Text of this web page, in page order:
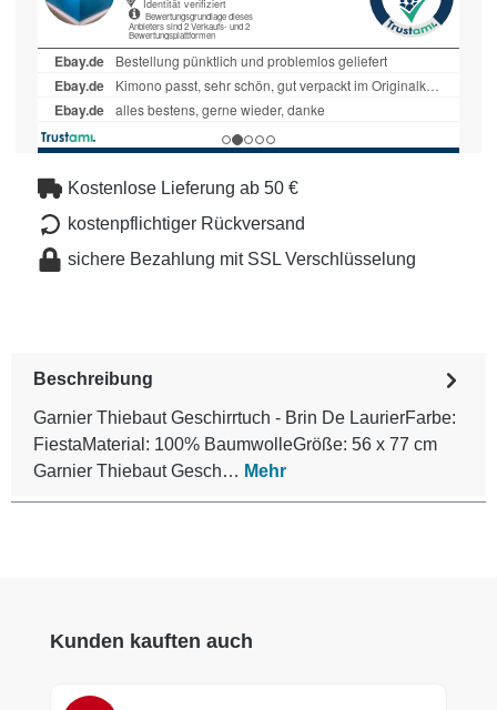
Kostenlose Lieferung ab 50 €
kostenpflichtiger Rückversand
sichere Bezahlung mit SSL Verschlüsselung
Beschreibung
Garnier Thiebaut Geschirrtuch - Brin De LaurierFarbe:
FiestaMaterial: 100% BaumwolleGröße: 56 x 77 cm
Garnier Thiebaut Gesch… Mehr
Produktgalerie überspringen
Kunden kauften auch